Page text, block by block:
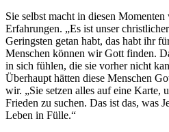
Sie selbst macht in diesen
Erfahrungen. „Es ist unser
Geringsten getan habt, das habt ihr
Menschen können wir Gott finden.
in sich fühlen, die sie vorher nicht
Überhaupt hätten diese Menschen
wir. „Sie setzen alles auf eine Karte,
Frieden zu suchen. Das ist das, was
Leben in Fülle.“